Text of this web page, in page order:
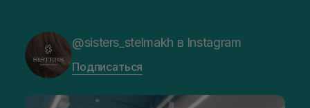
@sisters_stelmakh в Instagram
Подписаться